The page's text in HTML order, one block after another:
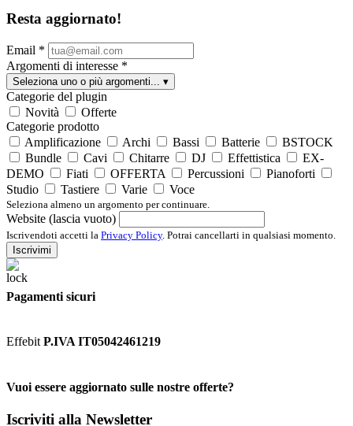
Resta aggiornato!
Email *
Argomenti di interesse *
Seleziona uno o più argomenti... ▾
Categorie del plugin
Novità
Offerte
Categorie prodotto
Amplificazione
Archi Bassi Batterie
BSTOCK
Bundle
Cavi Chitarre DJ Effettistica
EX-
DEMO
Fiati OFFERTA Percussioni
Pianoforti
Studio
Tastiere Varie Voce
Seleziona almeno un argomento per continuare.
Website (lascia vuoto)
Iscrivendoti accetti la Privacy Policy. Potrai cancellarti in qualsiasi momento.
Iscrivimi
Pagamenti sicuri
Effebit P.IVA IT05042461219
Vuoi essere aggiornato sulle nostre offerte?
Iscriviti alla Newsletter